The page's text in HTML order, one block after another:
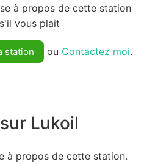
à propos de cette station
vous plaît
station ou Contactez moi.
Lukoil
à propos de cette station.